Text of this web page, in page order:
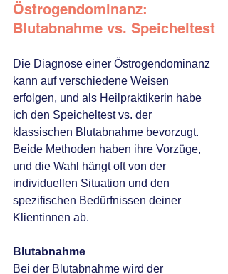
Östrogendominanz:
Blutabnahme vs. Speicheltest
Die Diagnose einer Östrogendominanz
kann auf verschiedene Weisen
erfolgen, und als Heilpraktikerin habe
ich den Speicheltest vs. der
klassischen Blutabnahme bevorzugt.
Beide Methoden haben ihre Vorzüge,
und die Wahl hängt oft von der
individuellen Situation und den
spezifischen Bedürfnissen deiner
Klientinnen ab.
Blutabnahme
Bei der Blutabnahme wird der